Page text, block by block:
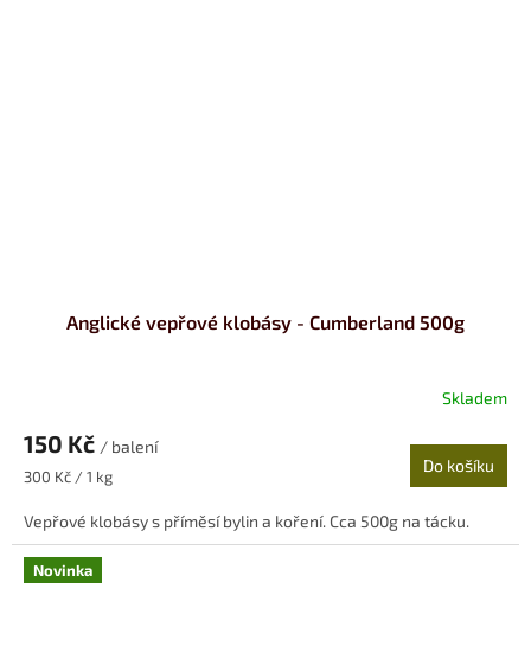
Anglické vepřové klobásy - Cumberland 500g
Skladem
150 Kč / balení
Měrná
300 Kč / 1 kg
Do košíku
Vepřové klobásy s příměsí bylin a koření. Cca 500g na tácku.
Novinka